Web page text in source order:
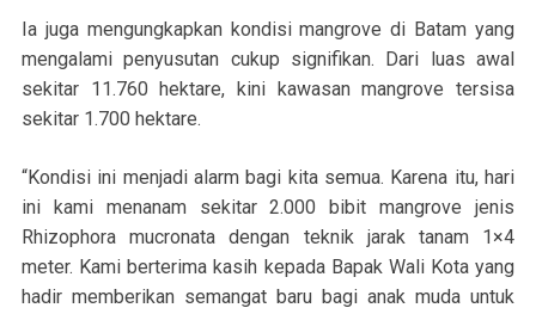
Ia juga mengungkapkan kondisi mangrove di Batam yang
mengalami penyusutan cukup signifikan. Dari luas awal
sekitar 11.760 hektare, kini kawasan mangrove tersisa
sekitar 1.700 hektare.
“Kondisi ini menjadi alarm bagi kita semua. Karena itu, hari
ini kami menanam sekitar 2.000 bibit mangrove jenis
Rhizophora mucronata dengan teknik jarak tanam 1×4
meter. Kami berterima kasih kepada Bapak Wali Kota yang
hadir memberikan semangat baru bagi anak muda untuk